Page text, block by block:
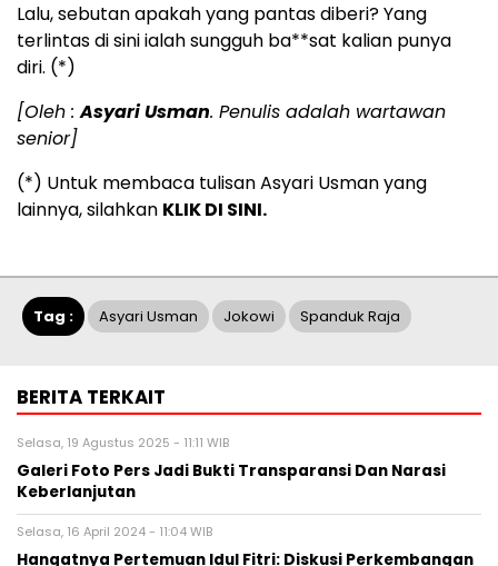
Lalu, sebutan apakah yang pantas diberi? Yang
terlintas di sini ialah sungguh ba**sat kalian punya
diri. (*)
[Oleh :Asyari Usman. Penulis adalah wartawan
senior]
(*) Untuk membaca tulisan Asyari Usman yang
lainnya, silahkan KLIK DI SINI.
Tag : Asyari Usman Jokowi Spanduk Raja
BERITA TERKAIT
Selasa, 19 Agustus 2025 - 11:11 WIB
Galeri Foto Pers Jadi Bukti Transparansi Dan Narasi
Keberlanjutan
Selasa, 16 April 2024 - 11:04 WIB
Hangatnya Pertemuan Idul Fitri: Diskusi Perkembangan